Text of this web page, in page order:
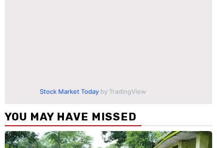
Stock Market Today by TradingView
YOU MAY HAVE MISSED